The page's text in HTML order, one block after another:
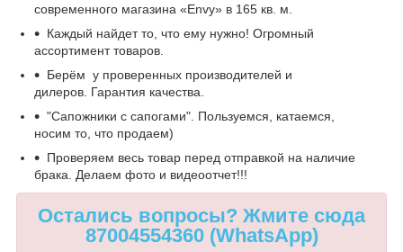
современного магазина «Envy» в 165 кв. м.
Каждый найдет то, что ему нужно! Огромный
ассортимент товаров.
Берём у проверенных производителей и
дилеров. Гарантия качества.
"Сапожники с сапогами". Пользуемся, катаемся,
носим то, что продаем)
Проверяем весь товар перед отправкой на наличие
брака. Делаем фото и видеоотчет!!!
Остались вопросы? Жмите сюда
87004554360 (WhatsApp)